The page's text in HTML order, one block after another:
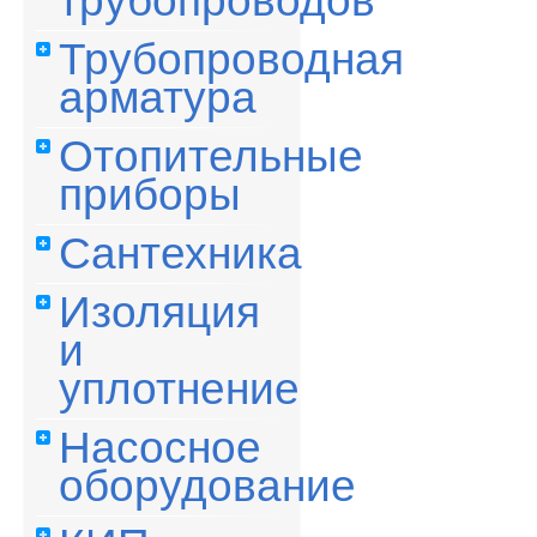
Трубопроводная
арматура
Отопительные
приборы
Сантехника
Изоляция
и
уплотнение
Насосное
оборудование